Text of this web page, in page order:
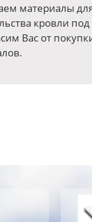
материалы
кровли
Вас от